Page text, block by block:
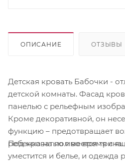
ОПИСАНИЕ ОТЗЫВЫ
Детская кровать Бабочки -
детской комнаты. Фасад
панелью с рельефным
Кроме декоративной, он
функцию – предотвращает
ребенка на пол во время сна.
Под кроватью имеется три
уместится и белье, и одежда